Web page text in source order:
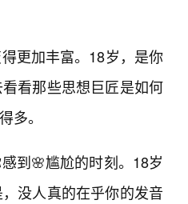
更加丰富。18岁，是你
看那些思想巨匠是如何
多。
到🌸尴尬的时刻。18岁
没人真的在乎你的发音